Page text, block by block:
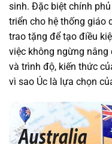
sinh. Đặc biệt chính
triển cho hệ thống giáo
trao tặng để tạo điều
việc không ngừng nâng
và trình độ, kiến thức
vì sao Úc là lựa chọn